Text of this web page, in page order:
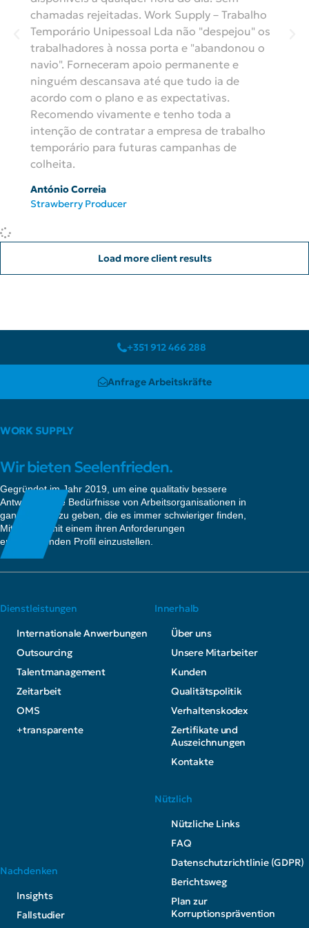
chamadas rejeitadas. Work Supply – Trabalho
Temporário Unipessoal Lda não "despejou" os
trabalhadores à nossa porta e "abandonou o
navio". Forneceram apoio permanente e
ninguém descansava até que tudo ia de
acordo com o plano e as expectativas.
Recomendo vivamente e tenho toda a
intenção de contratar a empresa de trabalho
temporário para futuras campanhas de
colheita.
António Correia
Strawberry Producer
Load more client results
+351 912 466 288
Anfrage Arbeitskräfte
WORK SUPPLY
Wir bieten Seelenfrieden.
Gegründet im Jahr 2019, um eine qualitativ bessere
Antwort auf die Bedürfnisse von Arbeitsorganisationen in
ganz Europa zu geben, die es immer schwieriger finden,
Mitarbeiter mit einem ihren Anforderungen
entsprechenden Profil einzustellen.
Dienstleistungen
Internationale Anwerbungen
Outsourcing
Talentmanagement
Zeitarbeit
OMS
+transparente
Innerhalb
Über uns
Unsere Mitarbeiter
Kunden
Qualitätspolitik
Verhaltenskodex
Zertifikate und
Auszeichnungen
Kontakte
Nachdenken
Insights
Fallstudier
Nützlich
Nützliche Links
FAQ
Datenschutzrichtlinie (GDPR)
Berichtsweg
Plan zur
Korruptionsprävention